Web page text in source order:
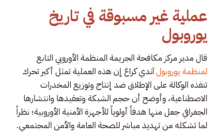
عملية غير مسبوقة في تاريخ
يوروبول
قال مدير مركز مكافحة الجريمة المنظمة الأوروبي التابع
لمنظمة يوروبولآندي كراغ إن هذه العملية تمثل أكبر تحرك
تنفذه الوكالة على الإطلاق ضد إنتاج وتوزيع المخدرات
الاصطناعية، وأوضح أن حجم الشبكة وتعقيدها وانتشارها
الجغرافي جعل منها هدفاً أولوياً للأجهزة الأمنية الأوروبية؛ نظراً
لما تشكله من تهديد مباشر للصحة العامة والأمن المجتمعي.